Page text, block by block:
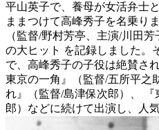
平山英子で、養母が女活弁士
ままつけて高峰秀子を名乗り
（監督/野村芳亭、主演/川田
の大ヒット を記録しました。
で、高峰秀子の子役は絶賛さ
東京の一角』（監督/五所平之
れ』（監督/島津保次郎）、
郎）などに続けて出演し、人